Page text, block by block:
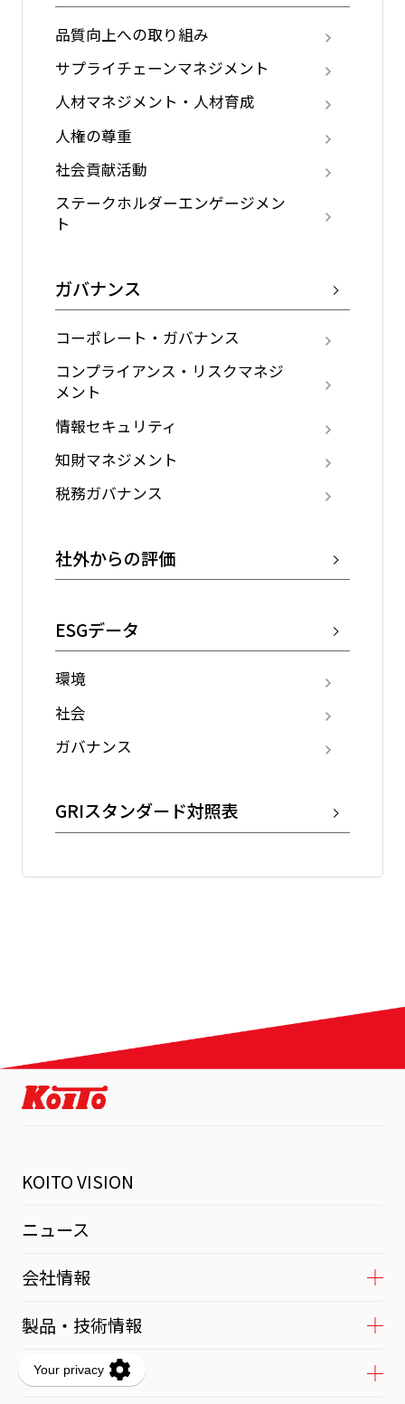
品質向上への取り組み
サプライチェーンマネジメント
人材マネジメント・人材育成
人権の尊重
社会貢献活動
ステークホルダーエンゲージメン
ト
ガバナンス
コーポレート・ガバナンス
コンプライアンス・リスクマネジ
メント
情報セキュリティ
知財マネジメント
税務ガバナンス
社外からの評価
ESGデータ
環境
社会
ガバナンス
GRIスタンダード対照表
KOITO VISION
ニュース
会社情報
製品・技術情報
IR情報